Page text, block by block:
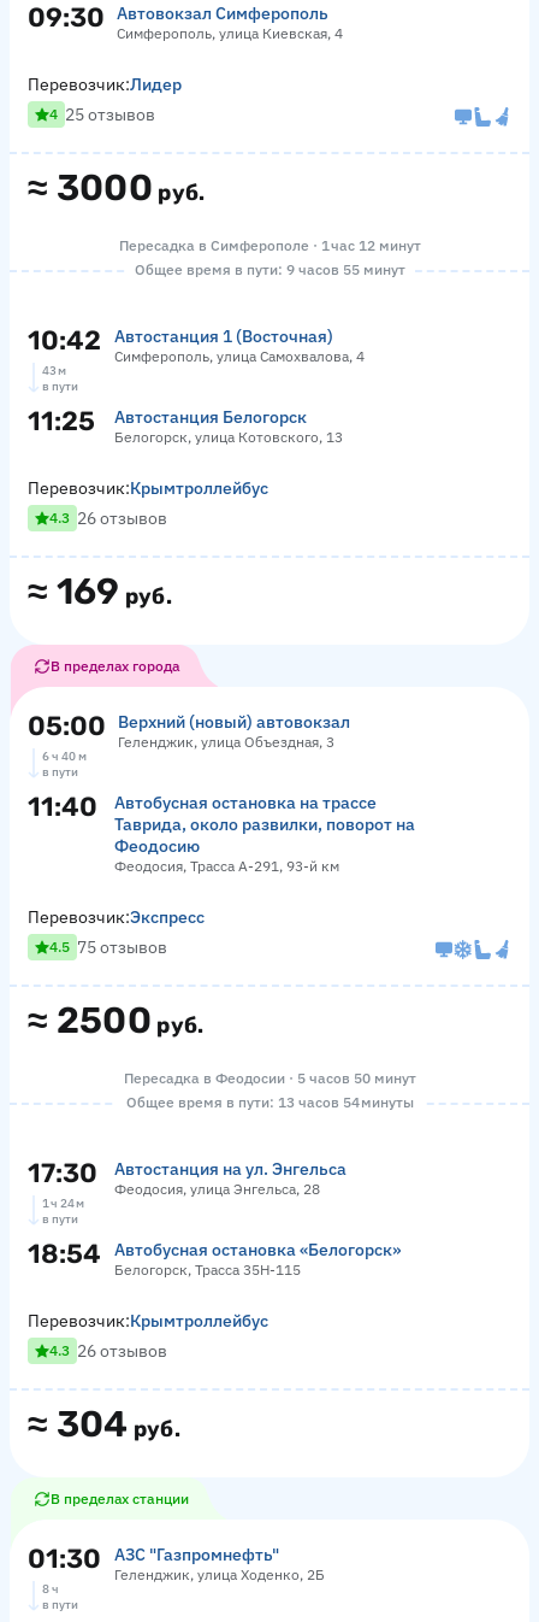
09:30 Автовокзал Симферополь
Симферополь, улица Киевская, 4
≈ 3000 руб.
Перевозчик:Лидер
4 25 отзывов
Пересадка в Симферополе · 1 час 12 минут
Общее время в пути: 9 часов 55 минут
10:42 Автостанция 1 (Восточная)
Симферополь, улица Самохвалова, 4
43 м
в пути
11:25 Автостанция Белогорск
Белогорск, улица Котовского, 13
≈ 169 руб.
Перевозчик:Крымтроллейбус
4.3 26 отзывов
В пределах города
05:00 Верхний (новый) автовокзал
Геленджик, улица Объездная, 3
6 ч 40 м
в пути
11:40
Автобусная остановка на трассе
Таврида, около развилки, поворот на
Феодосию
Феодосия, Трасса А-291, 93-й км
≈ 2500 руб.
Перевозчик:Экспресс
4.5 75 отзывов
Пересадка в Феодосии · 5 часов 50 минут
Общее время в пути: 13 часов 54 минуты
17:30 Автостанция на ул. Энгельса
Феодосия, улица Энгельса, 28
1 ч 24 м
в пути
18:54 Автобусная остановка «Белогорск»
Белогорск, Трасса 35Н-115
≈ 304 руб.
Перевозчик:Крымтроллейбус
4.3 26 отзывов
В пределах станции
01:30 АЗС "Газпромнефть"
Геленджик, улица Ходенко, 2Б
8 ч
в пути